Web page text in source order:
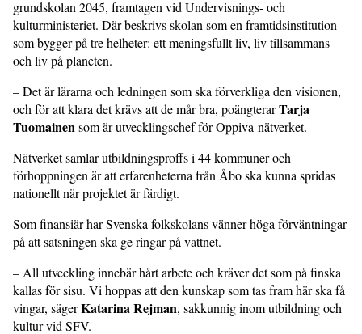
grundskolan 2045, framtagen vid Undervisnings- och
kulturministeriet. Där beskrivs skolan som en framtidsinstitution
som bygger på tre helheter: ett meningsfullt liv, liv tillsammans
och liv på planeten.
– Det är lärarna och ledningen som ska förverkliga den visionen,
och för att klara det krävs att de mår bra, poängterarTarja
Tuomainensom är utvecklings­chef för Oppiva-nätverket.
Nätverket samlar utbildningsproffs i 44 kommuner och
förhoppningen är att erfarenheterna från Åbo ska kunna spridas
nationellt när projektet är färdigt.
Som finansiär har Svenska folkskolans vänner höga förväntningar
på att sats­ningen ska ge ringar på vattnet.
– All utveckling innebär hårt arbete och kräver det som på finska
kallas för sisu. Vi hoppas att den kunskap som tas fram här ska få
vingar, sägerKatarina Rejman, sakkunnig inom utbildning och
kultur vid SFV.